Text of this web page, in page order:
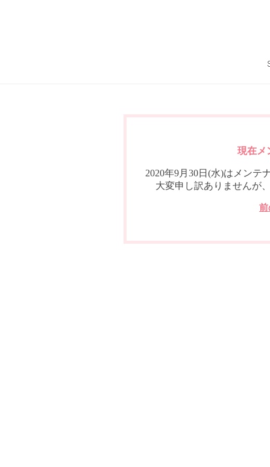
現在メ
2020年9月30日(水)はメンテ
大変申し訳ありませんが
前